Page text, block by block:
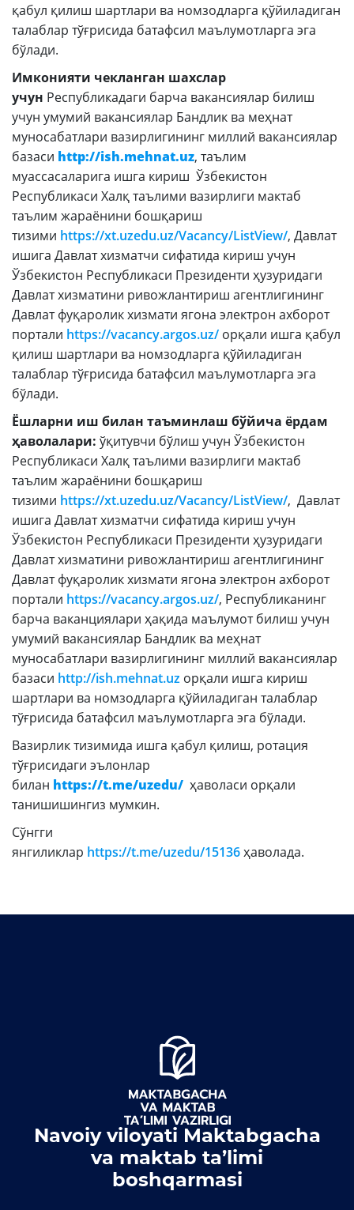
Электрон кундалик
1-синфга қабул
Электрон шаҳодатнома
Рақамли кутубхона
Ягона электрон тизим
Малака ошириш
Ахборот хизмати
Пресс-релизлар
ОАВ биз ҳақимизда
Галерея
Видеогалерея
Ахборот хизмати
Матбуот анжуманлари
Конференциялар
Ёрдам
Танловлар
Аккредитация
Инфографика
Корупцияга қарши кураш
Murojaatlar
Эълонлар
Янгиликлар
Очиқ маълумотлар
Хужжатлар
қабул қилиш шартлари ва номзодларга қўйиладиган
талаблар тўғрисида батафсил маълумотларга эга
бўлади.
Имконияти чекланган шахслар
учун Республикадаги барча вакансиялар билиш
учун умумий вакансиялар Бандлик ва меҳнат
муносабатлари вазирлигининг миллий вакансиялар
базаси http://ish.mehnat.uz, таълим
муассасаларига ишга кириш Ўзбекистон
Республикаси Халқ таълими вазирлиги мактаб
таълим жараёнини бошқариш
тизими https://xt.uzedu.uz/Vacancy/ListView/, Давлат
ишига Давлат хизматчи сифатида кириш учун
Ўзбекистон Республикаси Президенти ҳузуридаги
Давлат хизматини ривожлантириш агентлигининг
Давлат фуқаролик хизмати ягона электрон ахборот
портали https://vacancy.argos.uz/ орқали ишга қабул
қилиш шартлари ва номзодларга қўйиладиган
талаблар тўғрисида батафсил маълумотларга эга
бўлади.
Ёшларни иш билан таъминлаш бўйича ёрдам
ҳаволалари: ўқитувчи бўлиш учун Ўзбекистон
Республикаси Халқ таълими вазирлиги мактаб
таълим жараёнини бошқариш
тизими https://xt.uzedu.uz/Vacancy/ListView/, Давлат
ишига Давлат хизматчи сифатида кириш учун
Ўзбекистон Республикаси Президенти ҳузуридаги
Давлат хизматини ривожлантириш агентлигининг
Давлат фуқаролик хизмати ягона электрон ахборот
портали https://vacancy.argos.uz/, Республиканинг
барча ваканциялари ҳақида маълумот билиш учун
умумий вакансиялар Бандлик ва меҳнат
муносабатлари вазирлигининг миллий вакансиялар
базаси http://ish.mehnat.uz орқали ишга кириш
шартлари ва номзодларга қўйиладиган талаблар
тўғрисида батафсил маълумотларга эга бўлади.
Вазирлик тизимида ишга қабул қилиш, ротация
тўғрисидаги эълонлар
билан https://t.me/uzedu/ ҳаволаси орқали
танишишингиз мумкин.
Сўнгги
янгиликлар https://t.me/uzedu/15136ҳаволада.
Navoiy viloyati Maktabgacha
va maktab ta’limi
boshqarmasi